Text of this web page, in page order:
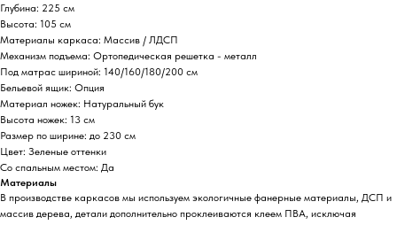
Глубина: 225 см
Высота: 105 см
Материалы каркаса: Массив / ЛДСП
Механизм подъема: Ортопедическая решетка - металл
Под матрас шириной: 140/160/180/200 см
Бельевой ящик: Опция
Материал ножек: Натуральный бук
Высота ножек: 13 см
Размер по ширине: до 230 см
Цвет: Зеленые оттенки
Со спальным местом: Да
Материалы
В производстве каркасов мы используем экологичные фанерные материалы, ДСП и
массив дерева, детали дополнительно проклеиваются клеем ПВА, исключая